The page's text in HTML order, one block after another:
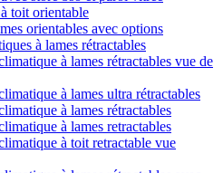
toit orientable
orientables avec options
à lames rétractables
à lames rétractables vue de
à lames ultra rétractables
à lames rétractables
à lames retractables
à toit retractable vue